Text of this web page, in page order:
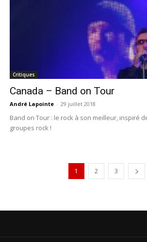
Critiques
Canada – Band on Tour
André Lapointe - 29 juillet 2018
Band on Tour : le rock à son meilleur, inspiré
groupes rock !
1 2 3